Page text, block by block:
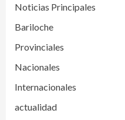
Noticias Principales
Bariloche
Provinciales
Nacionales
Internacionales
actualidad